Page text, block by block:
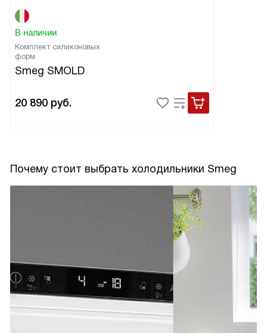
В наличии
Комплект силиконовых
форм
Smeg SMOLD
20 890 руб.
Почему стоит выбрать холодильники Smeg